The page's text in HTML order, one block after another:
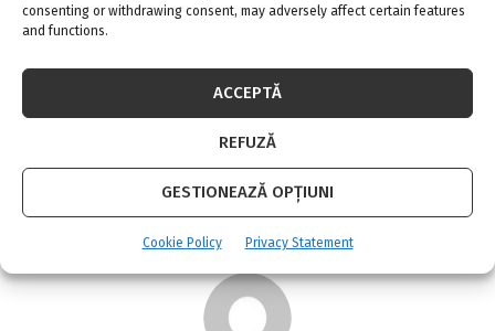
consenting or withdrawing consent, may adversely affect certain features
and functions.
ACCEPTĂ
REFUZĂ
GESTIONEAZĂ OPȚIUNI
Cookie Policy Privacy Statement
PREVIOUS POST
publicitate, da startul la inscrieri
NEXT POST
Donatiile IKEA Foundation au ajutat copii din